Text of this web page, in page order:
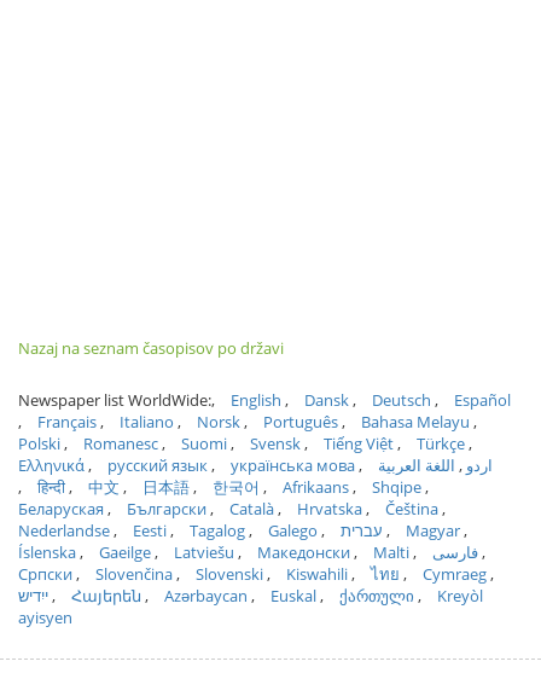
Nazaj na seznam časopisov po državi
Newspaper list WorldWide: English Dansk Deutsch
Español
Français
Italiano Norsk Português
Bahasa Melayu
Polski
Romanesc Suomi Svensk Tiếng Việt
Türkçe
Ελληνικά
русский язык українська мова اردو
اللغة العربية
हिन्दी
中文 日本語 한국어 Afrikaans
Shqipe
Беларуская
Български Català Hrvatska
Čeština
Nederlandse
Eesti Tagalog Galego עברית
Magyar
Íslenska
Gaeilge Latviešu Македонски Malti
فارسی
Српски
Slovenčina Slovenski Kiswahili ไทย
Cymraeg
ייִדיש
Հայերեն Azərbaycan Euskal ქართული
Kreyòl
ayisyen